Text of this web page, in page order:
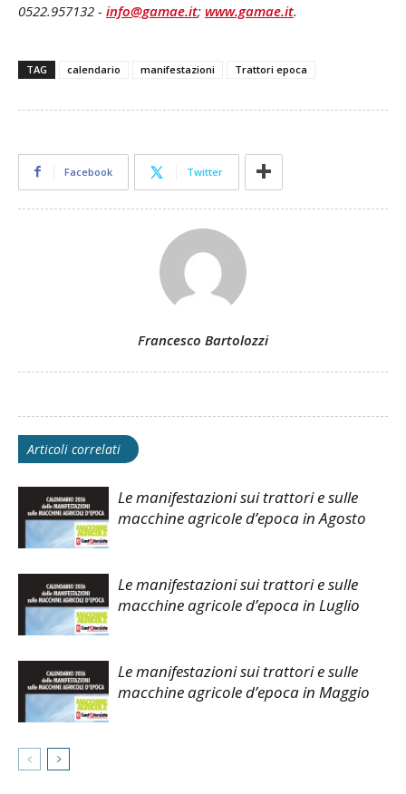
0522.957132 - info@gamae.it; www.gamae.it.
TAG calendario manifestazioni Trattori epoca
Facebook Twitter
Francesco Bartolozzi
Articoli correlati
Le manifestazioni sui trattori e sulle
macchine agricole d’epoca in Agosto
Le manifestazioni sui trattori e sulle
macchine agricole d’epoca in Luglio
Le manifestazioni sui trattori e sulle
macchine agricole d’epoca in Maggio